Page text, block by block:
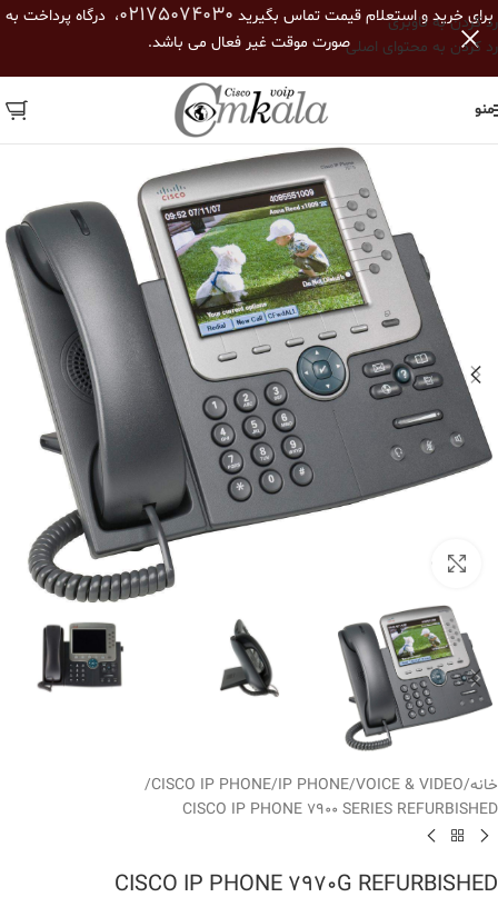
رد کردن به ناوبری
رد کردن به محتوای اصلی
برای خرید و استعلام قیمت تماس بگیرید 02175074030، درگاه پرداخت به
صورت موقت غیر فعال می باشد.
منو
خانه/
VOICE & VIDEO
/
IP PHONE
/
CISCO IP PHONE
/
CISCO IP PHONE 7900 SERIES REFURBISHED
CISCO IP PHONE 7970G REFURBISHED